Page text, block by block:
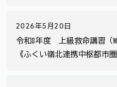
2026年5月20日
令和8年度 上級救命講習（
《ふくい嶺北連携中枢都市圏